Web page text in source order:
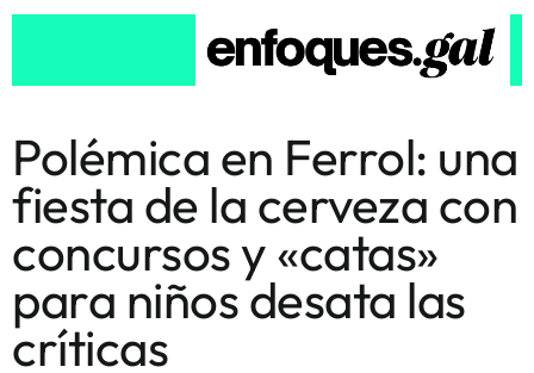
Polémica en Ferrol: una
fiesta de la cerveza con
concursos y «catas»
para niños desata las
críticas